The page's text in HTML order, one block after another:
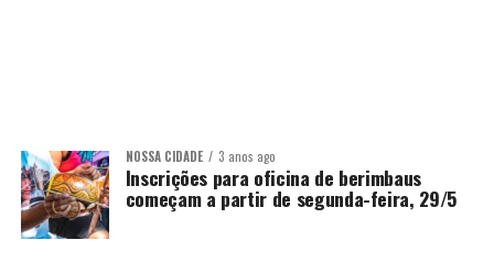
NOSSA CIDADE 3 anos ago
Inscrições para oficina de berimbaus
começam a partir de segunda-feira, 29/5